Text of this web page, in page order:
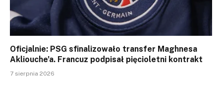
Oficjalnie: PSG sfinalizowało transfer Maghnesa
Akliouche’a. Francuz podpisał pięcioletni kontrakt
7 sierpnia 2026